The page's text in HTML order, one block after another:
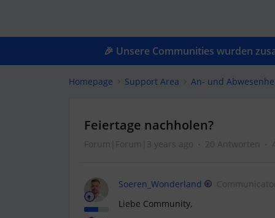
🎉 Unsere Communities wurden
Homepage Support Area An- und
Feiertage nachholen?
Forum|Forum|3 years ago 20 Antworten
Soeren_Wonderland
Liebe Community,